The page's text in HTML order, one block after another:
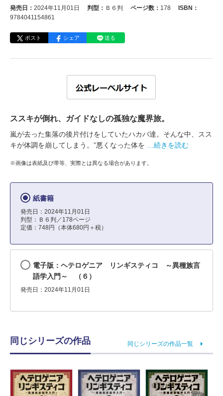
発売日： 2024年11月01日 判型： Ｂ６判 ページ数： 178
ISBN：
9784041154861
ポスト シェア 送る
ススキが倒れ、ガイドなしの孤独な魔界旅。
嵐が去った集落の後片付けをしていたハカバ達。そんな中、スス
キが体調を崩してしまう。”悪くなった体を
…続きを読む
※画像は表紙及び帯等、実際とは異なる場合があります。
紙書籍
発売日：2024年11月01日
判型：Ｂ６判／178ページ
定価：748円（本体680円＋税）
電子版：ヘテロゲニア リンギスティコ ～異種族言
語学入門～ （６）
発売日：2024年11月01日
同じシリーズの作品 同じシリーズの作品一覧